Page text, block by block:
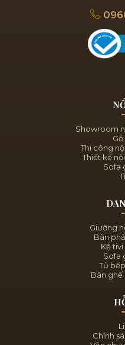
Showroom
Thi công
Thiết kế
Sofa
Giường
Bàn
Kệ
Sofa
Tủ
Bàn ghế
Chính